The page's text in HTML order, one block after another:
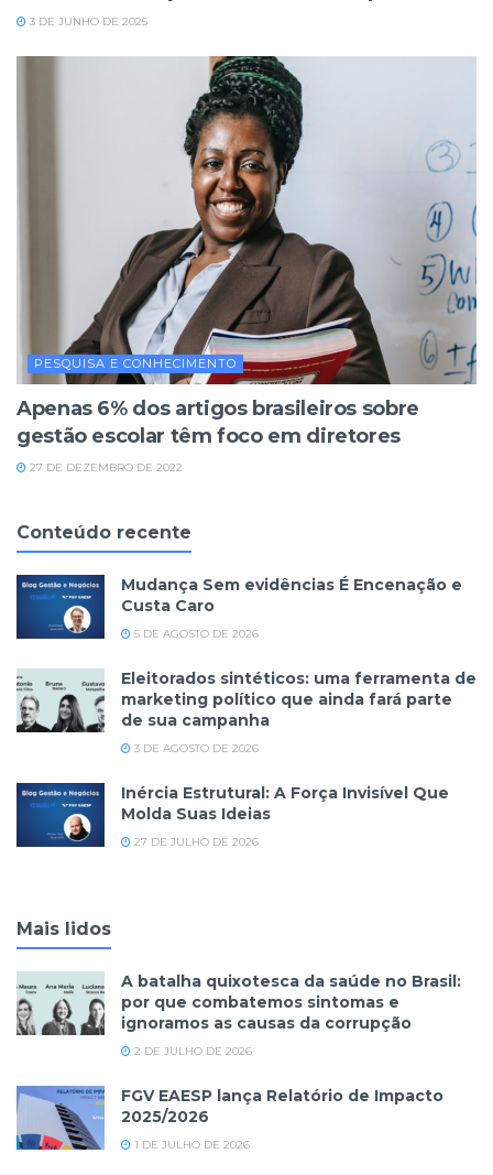
3 DE JUNHO DE 2025
PESQUISA E CONHECIMENTO
Apenas 6% dos artigos brasileiros sobre
gestão escolar têm foco em diretores
27 DE DEZEMBRO DE 2022
Conteúdo recente
Mudança Sem evidências É Encenação e
Custa Caro
5 DE AGOSTO DE 2026
Eleitorados sintéticos: uma ferramenta de
marketing político que ainda fará parte
de sua campanha
3 DE AGOSTO DE 2026
Inércia Estrutural: A Força Invisível Que
Molda Suas Ideias
27 DE JULHO DE 2026
Mais lidos
A batalha quixotesca da saúde no Brasil:
por que combatemos sintomas e
ignoramos as causas da corrupção
2 DE JULHO DE 2026
FGV EAESP lança Relatório de Impacto
2025/2026
1 DE JULHO DE 2026